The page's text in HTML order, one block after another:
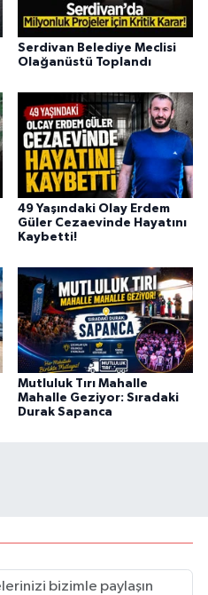
Serdivan Belediye Meclisi
Olağanüstü Toplandı
49 Yaşındaki Olay Erdem
Güler Cezaevinde Hayatını
Kaybetti!
Mutluluk Tırı Mahalle
Mahalle Geziyor: Sıradaki
Durak Sapanca